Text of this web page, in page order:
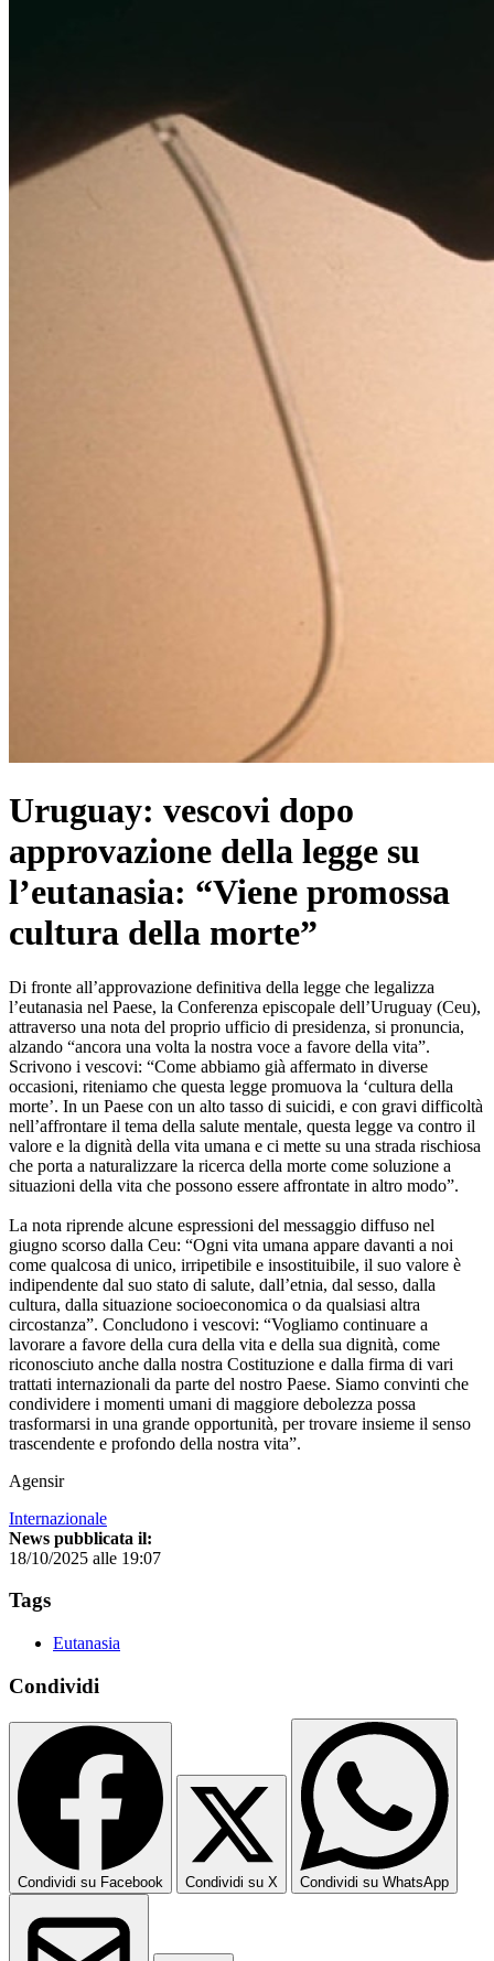
Uruguay: vescovi dopo
approvazione della legge su
l’eutanasia: “Viene promossa
cultura della morte”
Di fronte all’approvazione definitiva della legge che legalizza
l’eutanasia nel Paese, la Conferenza episcopale dell’Uruguay (Ceu),
attraverso una nota del proprio ufficio di presidenza, si pronuncia,
alzando “ancora una volta la nostra voce a favore della vita”.
Scrivono i vescovi: “Come abbiamo già affermato in diverse
occasioni, riteniamo che questa legge promuova la ‘cultura della
morte’. In un Paese con un alto tasso di suicidi, e con gravi difficoltà
nell’affrontare il tema della salute mentale, questa legge va contro il
valore e la dignità della vita umana e ci mette su una strada rischiosa
che porta a naturalizzare la ricerca della morte come soluzione a
situazioni della vita che possono essere affrontate in altro modo”.
La nota riprende alcune espressioni del messaggio diffuso nel
giugno scorso dalla Ceu: “Ogni vita umana appare davanti a noi
come qualcosa di unico, irripetibile e insostituibile, il suo valore è
indipendente dal suo stato di salute, dall’etnia, dal sesso, dalla
cultura, dalla situazione socioeconomica o da qualsiasi altra
circostanza”. Concludono i vescovi: “Vogliamo continuare a
lavorare a favore della cura della vita e della sua dignità, come
riconosciuto anche dalla nostra Costituzione e dalla firma di vari
trattati internazionali da parte del nostro Paese. Siamo convinti che
condividere i momenti umani di maggiore debolezza possa
trasformarsi in una grande opportunità, per trovare insieme il senso
trascendente e profondo della nostra vita”.
Agensir
Internazionale
News pubblicata il:
18/10/2025 alle 19:07
Tags
Eutanasia
Condividi
Condividi su Facebook Condividi su X Condividi su WhatsApp